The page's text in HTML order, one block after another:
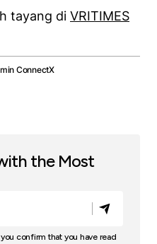
tayang di VRITIMES
ConnectX
the Most
confirm that you have read